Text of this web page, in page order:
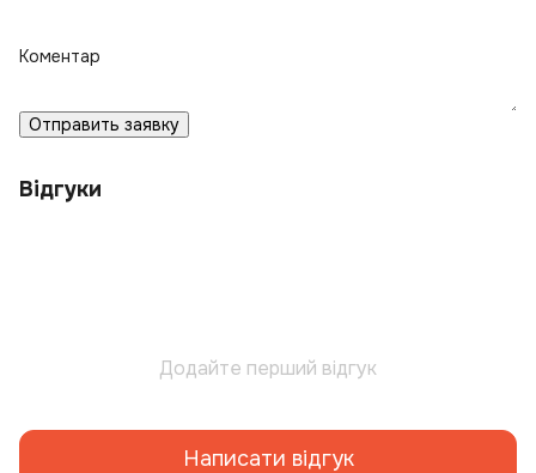
Коментар
Отправить заявку
Відгуки
Додайте перший відгук
Написати відгук